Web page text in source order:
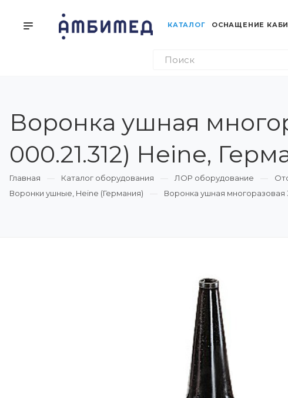
КАТАЛОГ ОСНАЩЕНИЕ
Воронка ушная
000.21.312) Heine,
Главная Каталог оборудования ЛОР оборудование
Воронки ушные, Heine (Германия)
Воронка ушная многоразовая